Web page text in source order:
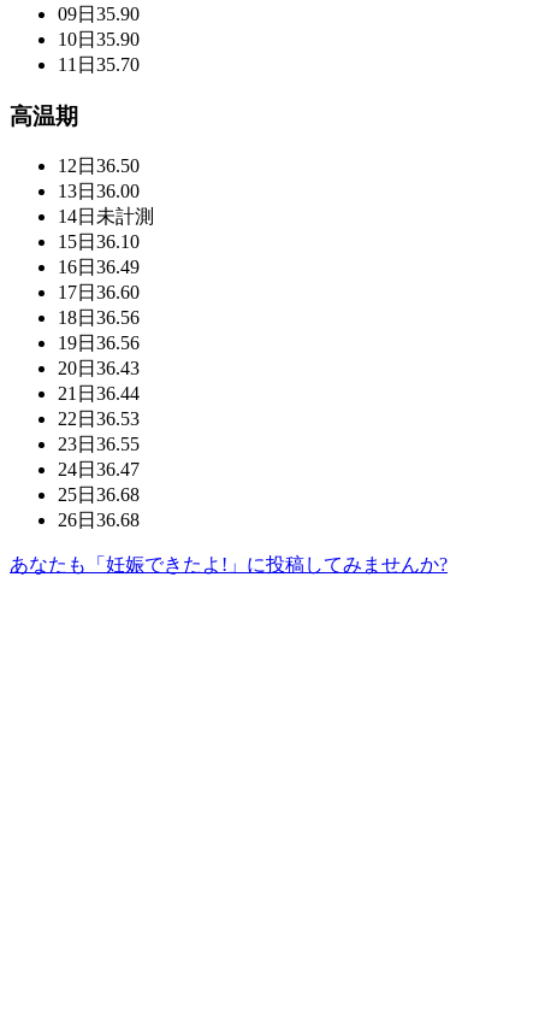
09日 35.90
10日 35.90
11日 35.70
高温期
12日 36.50
13日 36.00
14日 未計測
15日 36.10
16日 36.49
17日 36.60
18日 36.56
19日 36.56
20日 36.43
21日 36.44
22日 36.53
23日 36.55
24日 36.47
25日 36.68
26日 36.68
あなたも「妊娠できたよ!」に投稿してみませんか?